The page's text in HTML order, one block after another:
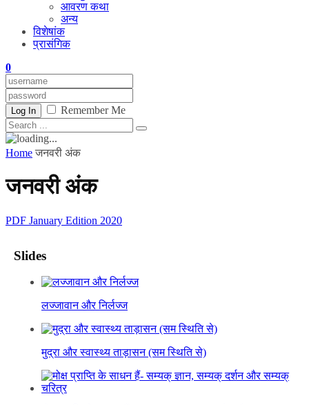
आवरण कथा
अन्य
विशेषांक
प्रासंगिक
0
Log In Remember Me
Home जनवरी अंक
जनवरी अंक
PDF January Edition 2020
Slides
लज्जावान और निर्लज्ज
मुद्रा और स्वास्थ्य ताड़ासन (सम स्थिति से)